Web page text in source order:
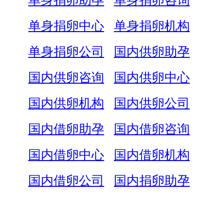
单身捐卵中心
单身捐卵机构
单身捐卵公司
国内供卵助孕
国内供卵咨询
国内供卵中心
国内供卵机构
国内供卵公司
国内借卵助孕
国内借卵咨询
国内借卵中心
国内借卵机构
国内借卵公司
国内捐卵助孕